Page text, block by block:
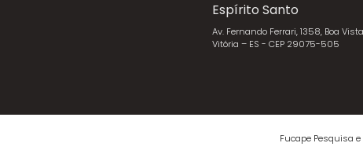
Espírito Santo
Av. Fernando Ferrari, 1358, Boa
Vitória – ES - CEP 29075-505
Fucape Pesquisa